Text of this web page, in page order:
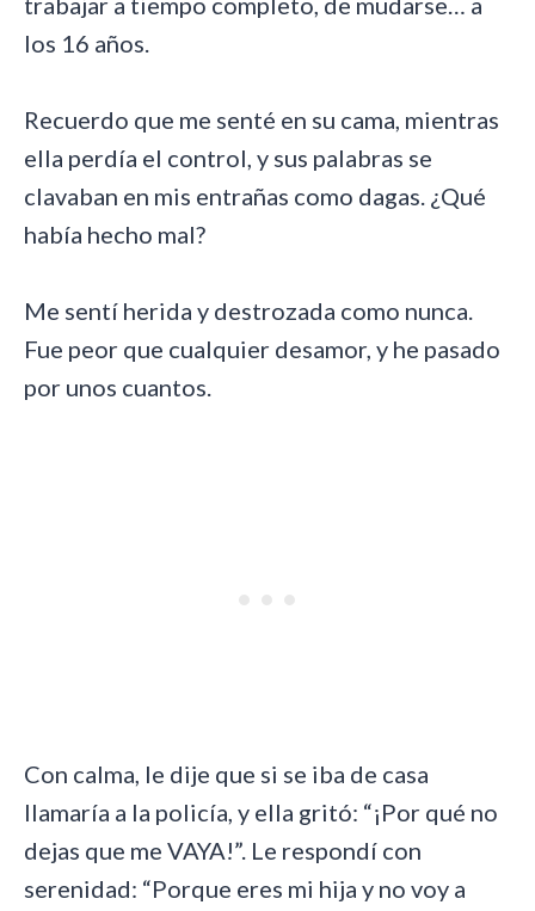
los 16 años.
Recuerdo que me senté en su cama, mientras
ella perdía el control, y sus palabras se
clavaban en mis entrañas como dagas. ¿Qué
había hecho mal?
Me sentí herida y destrozada como nunca.
Fue peor que cualquier desamor, y he pasado
por unos cuantos.
Con calma, le dije que si se iba de casa
llamaría a la policía, y ella gritó: “¡Por qué no
dejas que me VAYA!”. Le respondí con
serenidad: “Porque eres mi hija y no voy a